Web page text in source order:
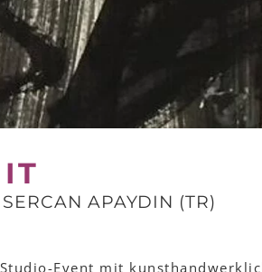
APAYDIN (TR)
Event mit